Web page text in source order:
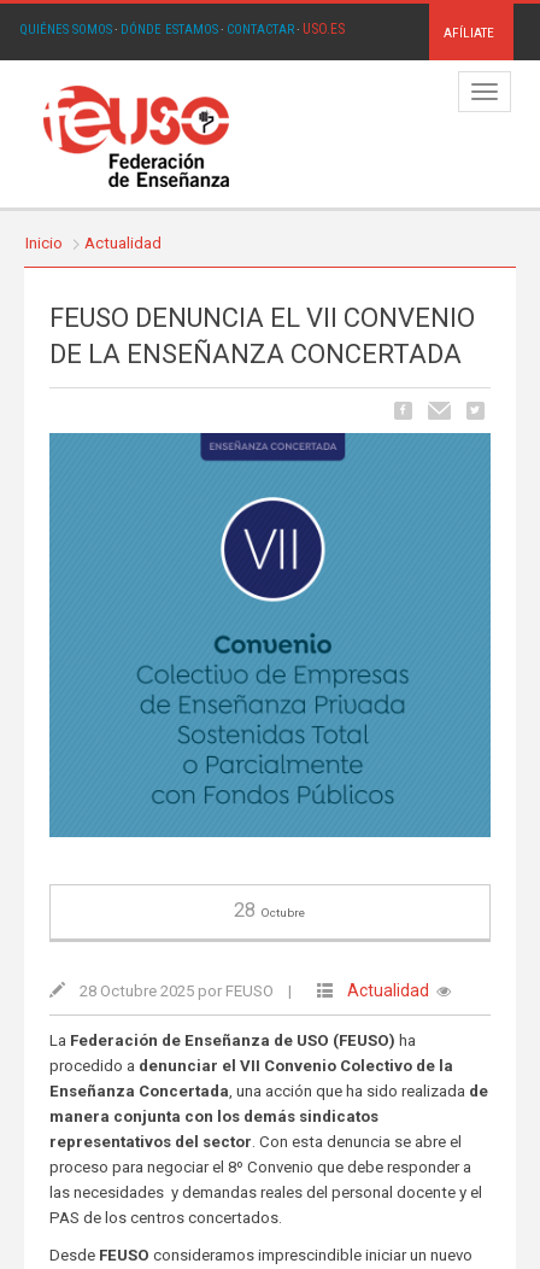
QUIÉNES SOMOS· DÓNDE ESTAMOS· CONTACTAR· USO.ES AFÍLIATE
Menú
Inicio Actualidad
FEUSO DENUNCIA EL VII CONVENIO
DE LA ENSEÑANZA CONCERTADA
28 Octubre
28 Octubre 2025 por FEUSO | Actualidad
La Federación de Enseñanza de USO (FEUSO) ha
procedido a denunciar el VII Convenio Colectivo de la
Enseñanza Concertada , una acción que ha sido realizada de
manera conjunta con los demás sindicatos
representativos del sector . Con esta denuncia se abre el
proceso para negociar el 8º Convenio que debe responder a
las necesidades y demandas reales del personal docente y el
PAS de los centros concertados.
Desde FEUSO consideramos imprescindible iniciar un nuevo